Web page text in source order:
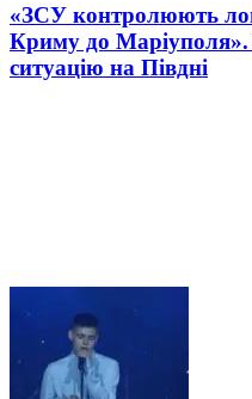
«ЗСУ контролюють
Криму до Маріуполя».
ситуацію на Півдні